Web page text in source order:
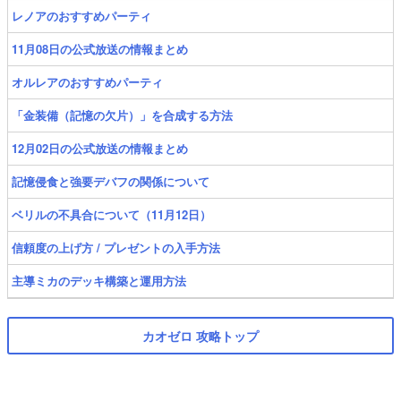
レノアのおすすめパーティ
11月08日の公式放送の情報まとめ
オルレアのおすすめパーティ
「金装備（記憶の欠片）」を合成する方法
12月02日の公式放送の情報まとめ
記憶侵食と強要デバフの関係について
ベリルの不具合について（11月12日）
信頼度の上げ方 / プレゼントの入手方法
主導ミカのデッキ構築と運用方法
カオゼロ 攻略トップ